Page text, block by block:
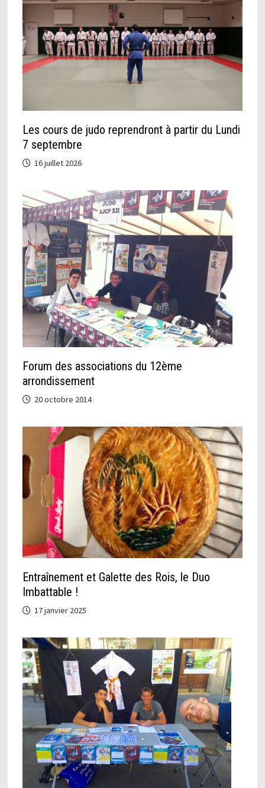
Les cours de judo reprendront à partir du Lundi
7 septembre
16 juillet 2026
Forum des associations du 12ème
arrondissement
20 octobre 2014
Entraînement et Galette des Rois, le Duo
Imbattable !
17 janvier 2025